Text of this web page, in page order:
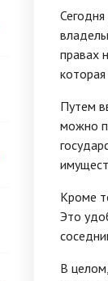
правах
Путем
можно
Кроме
Это
В